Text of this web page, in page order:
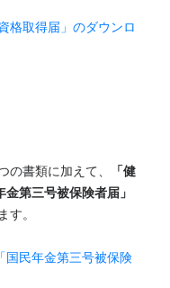
格取得届」のダウンロ
の書類に加えて、
「健
金第三号被保険者届」
す。
国民年金第三号被保険